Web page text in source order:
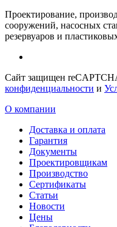
Проектирование,
сооружений, насосных
резервуаров и
Сайт защищен
конфиденциальности и
О компании
Доставка и оплата
Гарантия
Документы
Проектировщикам
Производство
Сертификаты
Статьи
Новости
Цены